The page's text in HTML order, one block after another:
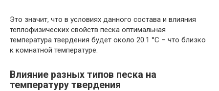
Это значит, что в условиях данного состава и влияния
теплофизических свойств песка оптимальная
температура твердения будет около 20.1 °С – что близко
к комнатной температуре.
Влияние разных типов песка на
температуру твердения